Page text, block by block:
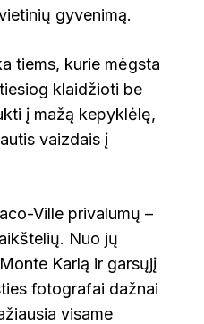
gyvenimą.
tiems, kurie mėgsta
klaidžioti be
į mažą kepyklėlę,
vaizdais į
Ville privalumų –
Nuo jų
Karlą ir garsųjį
fotografai dažnai
visame